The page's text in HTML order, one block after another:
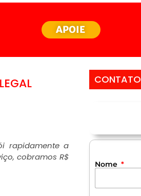
APOIE
rapidamente a
cobramos R$
CONTATO
Nome